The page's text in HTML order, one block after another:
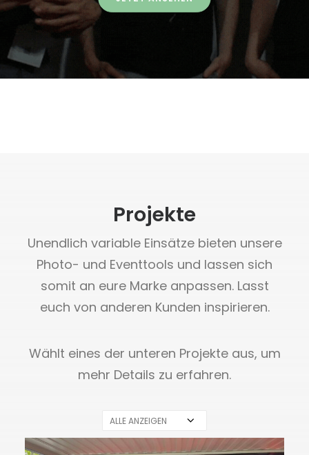
Projekte
Unendlich variable Einsätze bieten unsere
Photo- und Eventtools und lassen sich
somit an eure Marke anpassen. Lasst
euch von anderen Kunden inspirieren.
Wählt eines der unteren Projekte aus, um
mehr Details zu erfahren.